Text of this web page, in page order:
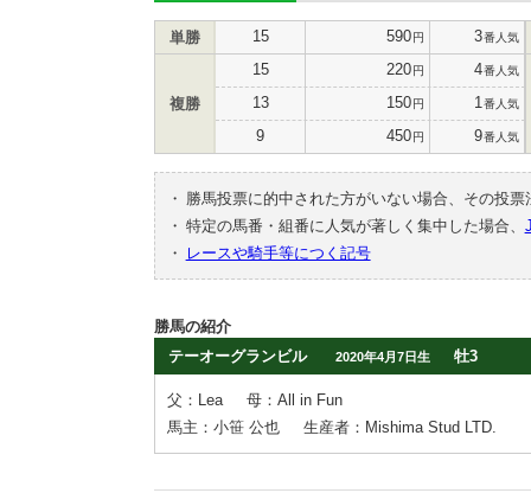
単勝 15 590円 3番人気
複勝
15 220円 4番人気
13 150円 1 番人気
9 450円 9番人気
・
勝馬投票に的中された方がいない場合、その投
・ 特定の馬番・組番に人気が著しく集中した場合、
・
レースや騎手等につく記号
勝馬の紹介
テーオーグランビル
2020年4月7日生 牡3
父：Lea
母：All in Fun
馬主：小笹 公也
生産者：Mishima Stud LTD.